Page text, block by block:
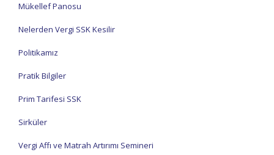
Mükellef Panosu
Nelerden Vergi SSK Kesilir
Politikamız
Pratik Bilgiler
Prim Tarifesi SSK
Sirküler
Vergi Affı ve Matrah Artırımı Semineri